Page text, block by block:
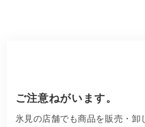
ご注意ねがいます。
氷見の店舗でも商品を販売・卸